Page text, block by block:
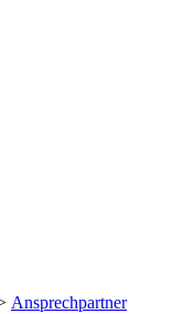
Ansprechpartner